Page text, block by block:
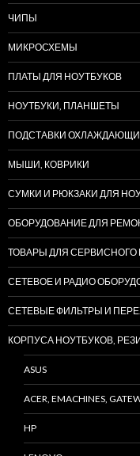
ЧИПЫ
МИКРОСХЕМЫ
ПЛАТЫ ДЛЯ НОУТБУКОВ
НОУТБУКИ, ПЛАНШЕТЫ
ПОДСТАВКИ
МЫШИ, КОВРИКИ
СУМКИ И РЮКЗАКИ ДЛЯ
ОБОРУДОВАНИЕ ДЛЯ
ТОВАРЫ ДЛЯ СЕРВИСНОГО
СЕТЕВОЕ И РАДИО
СЕТЕВЫЕ ФИЛЬТРЫ И
КОРПУСА НОУТБУКОВ,
ASUS
ACER, EMACHINES,
HP